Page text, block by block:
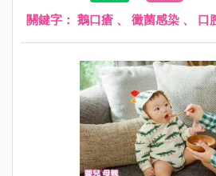
關鍵字： 鵝口瘡 、 黴菌感染 、 口